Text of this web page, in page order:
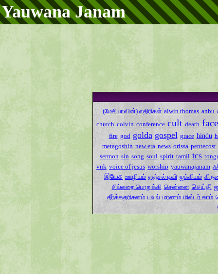
Yauwana Janam
(மேசியாவின்) எதிரிகள் alwin thomas anbu
church colvin conference cult death
fire god golda gospel grace hindu
metagoshin new era news orissa pentecost
sermon sin song soul spirit tamil tcs
vnk voice of jesus worship yauwanajanam
இயேசு ஊழியம் ஏஞ்சல் டிவி ஐக்கியம்
சில்லறை பொறுக்கி சென்னை செய்தி
தீர்க்கதரிசனம் பவுல் மரணம் மிஸ்டர் காம்